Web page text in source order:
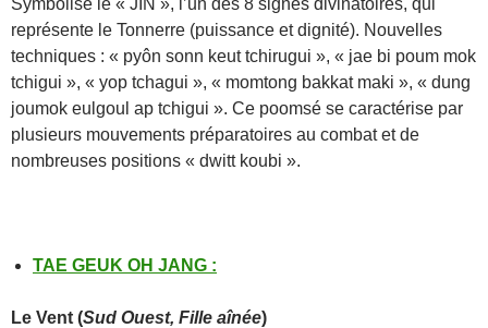
Symbolise le « JIN », l’un des 8 signes divinatoires, qui
représente le Tonnerre (puissance et dignité). Nouvelles
techniques : « pyôn sonn keut tchirugui », « jae bi poum mok
tchigui », « yop tchagui », « momtong bakkat maki », « dung
joumok eulgoul ap tchigui ». Ce poomsé se caractérise par
plusieurs mouvements préparatoires au combat et de
nombreuses positions « dwitt koubi ».
TAE GEUK OH JANG :
Le Vent (Sud Ouest, Fille aînée)